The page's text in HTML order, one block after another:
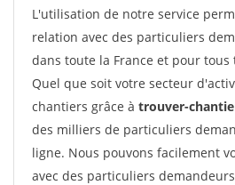
L'utilisation de notre service
relation avec des particuliers
dans toute la France et pour tous
Quel que soit votre secteur
chantiers grâce à trouver-
des milliers de particuliers
ligne. Nous pouvons facilement
avec des particuliers